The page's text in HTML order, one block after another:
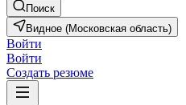
Поиск
Видное (Московская область)
Войти
Войти
Создать резюме